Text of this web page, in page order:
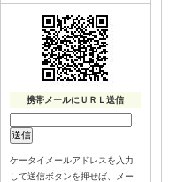
携帯メールにＵＲＬ送信
ケータイメールアドレスを入力
して送信ボタンを押せば、メー